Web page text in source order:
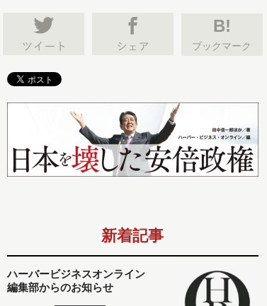
B!
ブックマーク
新着記事
ハーバービジネスオンライン
編集部からのお知らせ